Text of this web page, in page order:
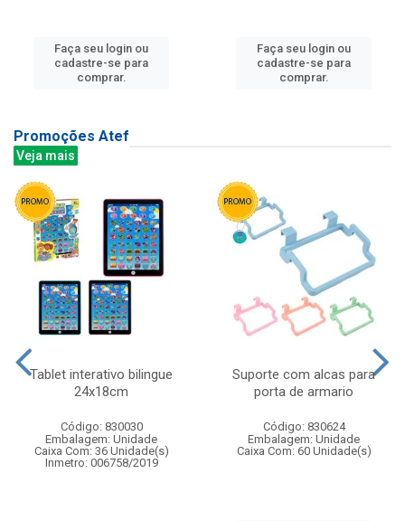
Faça seu login ou
cadastre-se para
comprar.
Faça seu login ou
cadastre-se para
comprar.
Promoções Atef
Veja mais
Tablet interativo bilingue
24x18cm
Código: 830030
Embalagem: Unidade
Caixa Com: 36 Unidade(s)
Inmetro: 006758/2019
Suporte com alcas para
porta de armario
Código: 830624
Embalagem: Unidade
Caixa Com: 60 Unidade(s)